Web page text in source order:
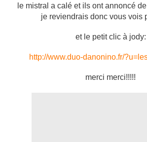
le mistral a calé et ils ont annoncé
je reviendrais donc vous vois
et le petit clic à jody:
http://www.duo-danonino.fr/
merci merci!!!!!